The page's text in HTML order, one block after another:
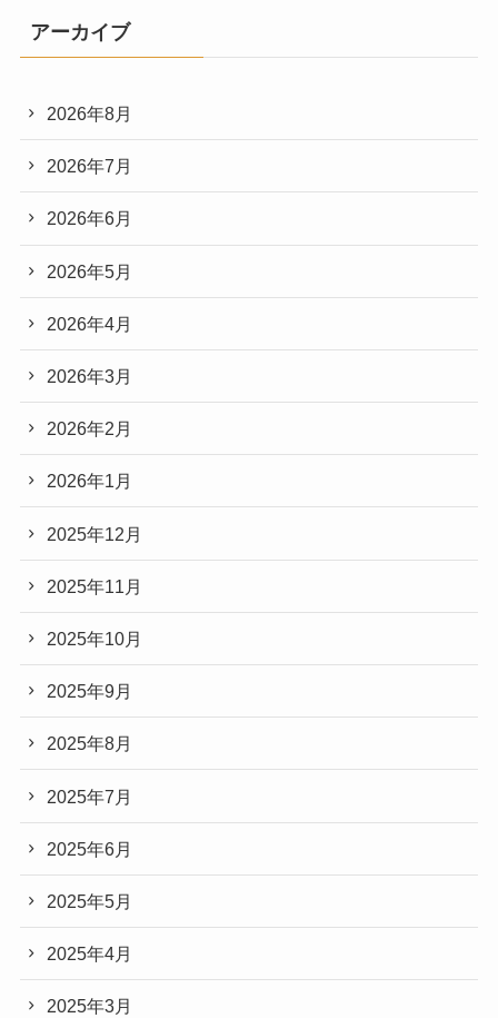
アーカイブ
2026年8月
2026年7月
2026年6月
2026年5月
2026年4月
2026年3月
2026年2月
2026年1月
2025年12月
2025年11月
2025年10月
2025年9月
2025年8月
2025年7月
2025年6月
2025年5月
2025年4月
2025年3月